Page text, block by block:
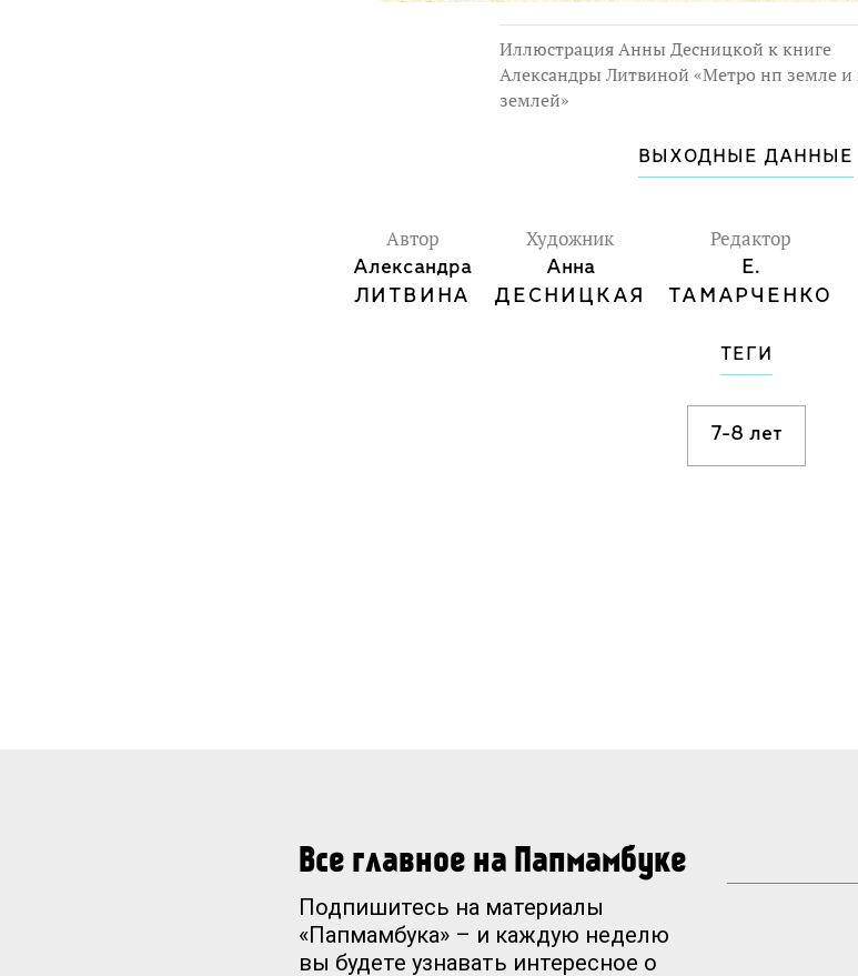
Иллюстрация Анны Десницкой к книге
Александры Литвиной «Метро нп земле и
землей»
ВЫХОДНЫЕ ДАННЫЕ
Автор
Александра
ЛИТВИНА
Художник
Анна
ДЕСНИЦКАЯ
Редактор
Е.
ТАМАРЧЕНКО
ТЕГИ
7-8 лет
Все главное на Папмамбуке
Подпишитесь на материалы
«Папмамбука» – и каждую неделю
вы будете узнавать интересное о